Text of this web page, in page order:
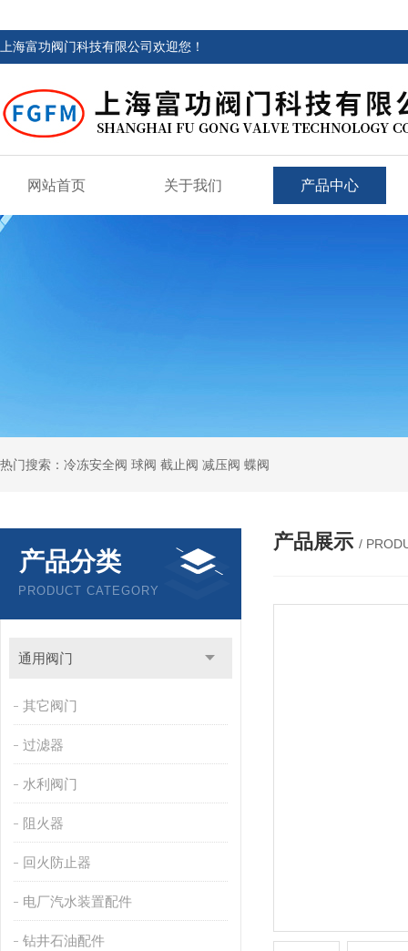
上海富功阀门科技有限公司欢迎您！
网站首页 关于我们 产品中心
热门搜索：冷冻安全阀 球阀 截止阀 减压阀 蝶阀
产品分类
PRODUCT CATEGORY
通用阀门
其它阀门
过滤器
水利阀门
阻火器
回火防止器
电厂汽水装置配件
钻井石油配件
产品展示 /